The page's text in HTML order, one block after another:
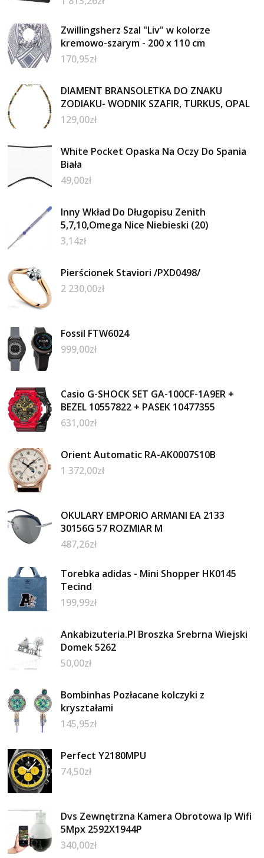
Zwillingsherz Szal "Liv" w kolorze
kremowo-szarym - 200 x 110 cm
170,95zł
DIAMENT BRANSOLETKA DO ZNAKU
ZODIAKU- WODNIK SZAFIR, TURKUS, OPAL
129,00zł
White Pocket Opaska Na Oczy Do Spania
Biała
49,00zł
Inny Wkład Do Długopisu Zenith
5,7,10,Omega Nice Niebieski (20)
3,14zł
Pierścionek Staviori /PXD0498/
2 230,00zł
Fossil FTW6024
999,00zł
Casio G-SHOCK SET GA-100CF-1A9ER +
BEZEL 10557822 + PASEK 10477355
631,00zł
Orient Automatic RA-AK0007S10B
1 372,00zł
OKULARY EMPORIO ARMANI EA 2133
30156G 57 ROZMIAR M
487,26zł
Torebka adidas - Mini Shopper HK0145
Tecind
199,99zł
Ankabizuteria.Pl Broszka Srebrna Wiejski
Domek 5262
50,00zł
Bombinhas Pozłacane kolczyki z
kryształami
145,95zł
Perfect Y2180MPU
74,50zł
Dvs Zewnętrzna Kamera Obrotowa Ip Wifi
5Mpx 2592X1944P
340,00zł